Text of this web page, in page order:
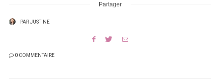
Partager
PARJUSTINE
0 COMMENTAIRE